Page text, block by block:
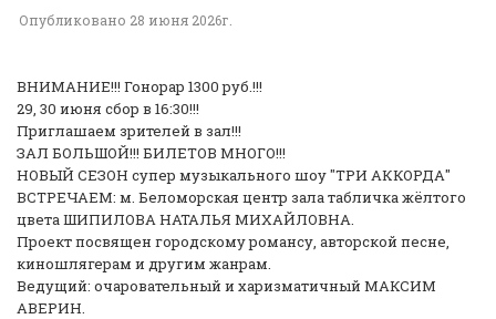
Опубликовано 28 июня 2026г.
ВНИМАНИЕ!!! Гонорар 1300 руб.!!!
29, 30 июня сбор в 16:30!!!
Приглашаем зрителей в зал!!!
ЗАЛ БОЛЬШОЙ!!! БИЛЕТОВ МНОГО!!!
НОВЫЙ СЕЗОН супер музыкального шоу "ТРИ АККОРДА"
ВСТРЕЧАЕМ: м. Беломорская центр зала табличка жёлтого
цвета ШИПИЛОВА НАТАЛЬЯ МИХАЙЛОВНА.
Проект посвящен городскому романсу, авторской песне,
киношлягерам и другим жанрам.
Ведущий: очаровательный и харизматичный МАКСИМ
АВЕРИН.